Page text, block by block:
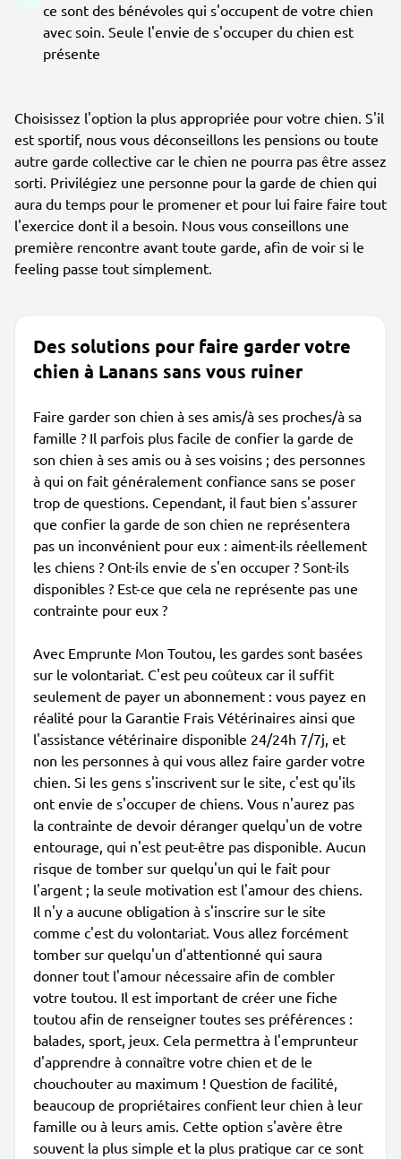
ce sont des bénévoles qui s'occupent de votre chien
avec soin. Seule l'envie de s'occuper du chien est
présente
Choisissez l'option la plus appropriée pour votre chien. S'il
est sportif, nous vous déconseillons les pensions ou toute
autre garde collective car le chien ne pourra pas être assez
sorti. Privilégiez une personne pour la garde de chien qui
aura du temps pour le promener et pour lui faire faire tout
l'exercice dont il a besoin. Nous vous conseillons une
première rencontre avant toute garde, afin de voir si le
feeling passe tout simplement.
Des solutions pour faire garder votre
chien à Lanans sans vous ruiner
Faire garder son chien à ses amis/à ses proches/à sa
famille ? Il parfois plus facile de confier la garde de
son chien à ses amis ou à ses voisins ; des personnes
à qui on fait généralement confiance sans se poser
trop de questions. Cependant, il faut bien s'assurer
que confier la garde de son chien ne représentera
pas un inconvénient pour eux : aiment-ils réellement
les chiens ? Ont-ils envie de s'en occuper ? Sont-ils
disponibles ? Est-ce que cela ne représente pas une
contrainte pour eux ?
Avec Emprunte Mon Toutou, les gardes sont basées
sur le volontariat. C'est peu coûteux car il suffit
seulement de payer un abonnement : vous payez en
réalité pour la Garantie Frais Vétérinaires ainsi que
l'assistance vétérinaire disponible 24/24h 7/7j, et
non les personnes à qui vous allez faire garder votre
chien. Si les gens s'inscrivent sur le site, c'est qu'ils
ont envie de s'occuper de chiens. Vous n'aurez pas
la contrainte de devoir déranger quelqu'un de votre
entourage, qui n'est peut-être pas disponible. Aucun
risque de tomber sur quelqu'un qui le fait pour
l'argent ; la seule motivation est l'amour des chiens.
Il n'y a aucune obligation à s'inscrire sur le site
comme c'est du volontariat. Vous allez forcément
tomber sur quelqu'un d'attentionné qui saura
donner tout l'amour nécessaire afin de combler
votre toutou. Il est important de créer une fiche
toutou afin de renseigner toutes ses préférences :
balades, sport, jeux. Cela permettra à l'emprunteur
d'apprendre à connaître votre chien et de le
chouchouter au maximum ! Question de facilité,
beaucoup de propriétaires confient leur chien à leur
famille ou à leurs amis. Cette option s'avère être
souvent la plus simple et la plus pratique car ce sont